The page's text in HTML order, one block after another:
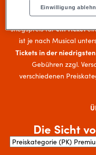
Sie sind sich un­si­cher,
stellt wer­den soll? Wir
stiegs­preis fürein Ti­cket
ist je nach Mu­si­cal
Tickets in der
Gebühren zzgl.
verschiedenen
Die Sicht
Einwilligung